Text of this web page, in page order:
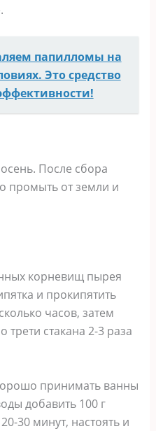
папилломы на
Это средство
После сбора
промыть от земли и
корневищ пырея
и прокипятить
часов, затем
стакана 2-3 раза
принимать ванны
добавить 100 г
30 минут, настоять и